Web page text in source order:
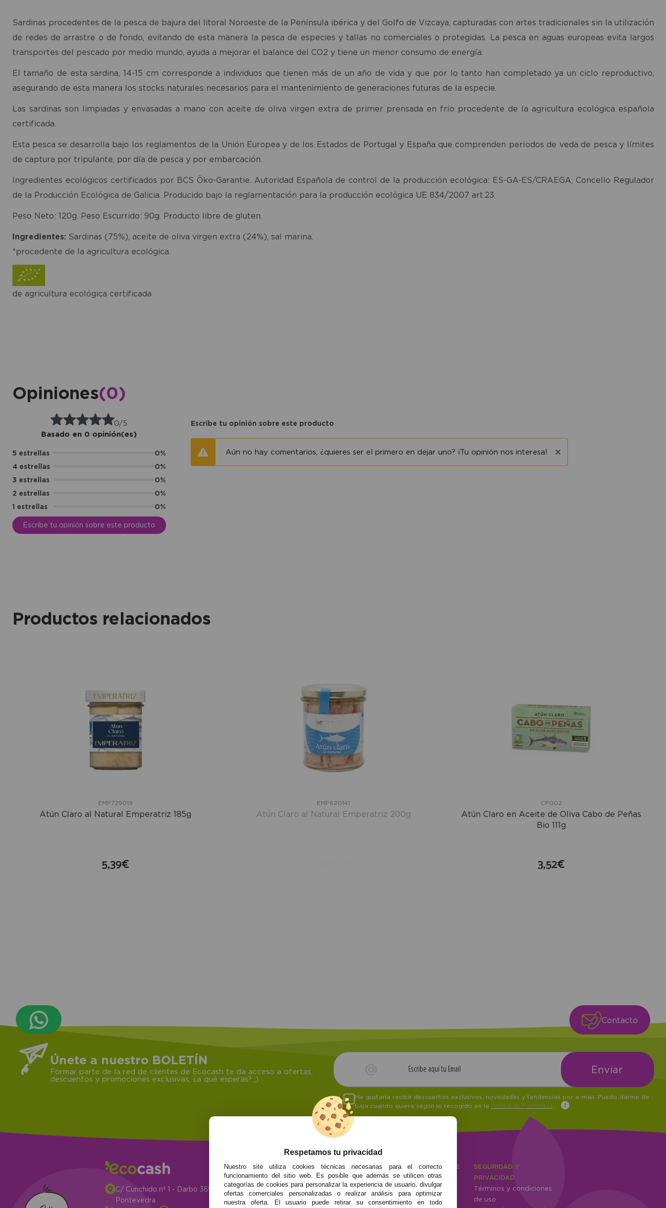
Sardinas procedentes de la pesca de bajura del litoral Noroeste de la Península ibérica y del Golfo de Vizcaya, capturadas con artes tradicionales sin la utilización
de redes de arrastre o de fondo, evitando de esta manera la pesca de especies y tallas no comerciales o protegidas. La pesca en aguas europeas evita largos
transportes del pescado por medio mundo, ayuda a mejorar el balance del CO2 y tiene un menor consumo de energía.
El tamaño de esta sardina, 14-15 cm corresponde a individuos que tienen más de un año de vida y que por lo tanto han completado ya un ciclo reproductivo,
asegurando de esta manera los stocks naturales necesarios para el mantenimiento de generaciones futuras de la especie.
Las sardinas son limpiadas y envasadas a mano con aceite de oliva virgen extra de primer prensada en frío procedente de la agricultura ecológica española
certificada.
Esta pesca se desarrolla bajo los reglamentos de la Unión Europea y de los Estados de Portugal y España que comprenden períodos de veda de pesca y límites
de captura por tripulante, por día de pesca y por embarcación.
Ingredientes ecológicos certificados por BCS Öko-Garantie. Autoridad Española de control de la producción ecológica: ES-GA-ES/CRAEGA, Concello Regulador
de la Producción Ecológica de Galicia. Producido bajo la reglamentación para la producción ecológica UE 834/2007 art.23.
Peso Neto: 120g. Peso Escurrido: 90g. Producto libre de gluten.
Ingredientes:Sardinas (75%), aceite de oliva virgen extra (24%), sal marina.
*procedente de la agricultura ecológica.
de agricultura ecológica certificada
Opiniones(0)
0/5
Basado en 0 opinión(es)
5 estrellas
0%
4 estrellas
0%
3 estrellas
0%
2 estrellas
0%
1 estrellas
0%
Escribe tu opinión sobre este producto
Escribe tu opinión sobre este producto
Aún no hay comentarios, ¿quieres ser el primero en dejar uno? ¡Tu opinión nos interesa!
Productos relacionados
EMP729019
Atún Claro al Natural Emperatriz 185g
5,39€
EMP620141
Atún Claro al Natural Emperatriz 200g
CP002
Atún Claro en Aceite de Oliva Cabo de Peñas
Bio 111g
3,52€
Únete a nuestro BOLETÍN
Formar parte de la red de clientes de Ecocash te da acceso a ofertas,
descuentos y promociones exclusivas, ¿a qué esperas? ;)
Me gustaría recibir descuentos exclusivos, novedades y tendencias por e-mail. Puedo darme de
baja cuando quiera según lo recogido en la Política de Publicidad
C/ Cunchido nº 1 - Darbo 36940 Cangas
Pontevedra
NOSOTROS
Quiénes somos
Info
ATENCIÓN AL CLIENTE
Envíos y devoluciones
Formas de pago
Preguntas Frecuentes
SEGURIDAD Y
PRIVACIDAD
Términos y condiciones
de uso
Contacto
Respetamos tu privacidad
Nuestro site utiliza cookies técnicas necesarias para el correcto
funcionamiento del sitio web. Es posible que además se utilicen otras
categorías de cookies para personalizar la experiencia de usuario, divulgar
ofertas comerciales personalizadas o realizar análisis para optimizar
nuestra oferta. El usuario puede retirar su consentimiento en todo